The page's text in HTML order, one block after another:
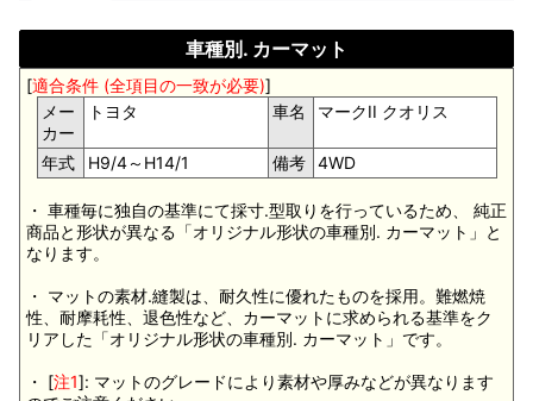
車種別. カーマット
[適合条件 (全項目の一致が必要)]
メー
カー
トヨタ 車名 マークII クオリス
年式 H9/4～H14/1 備考 4WD
・ 車種毎に独自の基準にて採寸.型取りを行っているため、 純正
商品と形状が異なる「オリジナル形状の車種別. カーマット」と
なります。
・ マットの素材.縫製は、耐久性に優れたものを採用。難燃焼
性、耐摩耗性、退色性など、カーマットに求められる基準をク
リアした「オリジナル形状の車種別. カーマット」です。
・ [注1]: マットのグレードにより素材や厚みなどが異なります